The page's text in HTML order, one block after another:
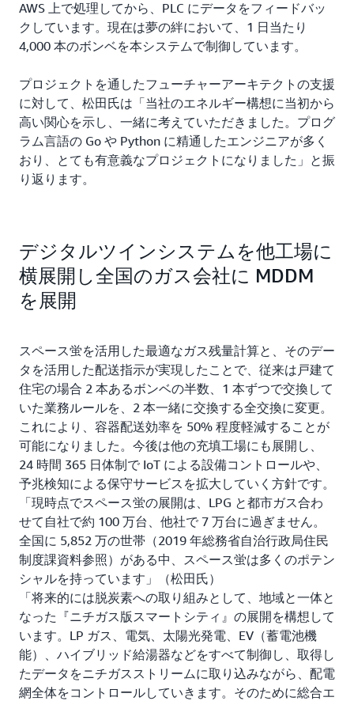
AWS 上で処理してから、PLC にデータをフィードバッ
クしています。現在は夢の絆において、1 日当たり
4,000 本のボンベを本システムで制御しています。
プロジェクトを通したフューチャーアーキテクトの支援
に対して、松田氏は「当社のエネルギー構想に当初から
高い関心を示し、一緒に考えていただきました。プログ
ラム言語の Go や Python に精通したエンジニアが多く
おり、とても有意義なプロジェクトになりました」と振
り返ります。
デジタルツインシステムを他工場に
横展開し全国のガス会社に MDDM
を展開
スペース蛍を活用した最適なガス残量計算と、そのデー
タを活用した配送指示が実現したことで、従来は戸建て
住宅の場合 2 本あるボンベの半数、1 本ずつで交換して
いた業務ルールを、2 本一緒に交換する全交換に変更。
これにより、容器配送効率を 50% 程度軽減することが
可能になりました。今後は他の充填工場にも展開し、
24 時間 365 日体制で IoT による設備コントロールや、
予兆検知による保守サービスを拡大していく方針です。
「現時点でスペース蛍の展開は、LPG と都市ガス合わ
せて自社で約 100 万台、他社で 7 万台に過ぎません。
全国に 5,852 万の世帯（2019 年総務省自治行政局住民
制度課資料参照）がある中、スペース蛍は多くのポテン
シャルを持っています」（松田氏）
「将来的には脱炭素への取り組みとして、地域と一体と
なった『ニチガス版スマートシティ』の展開を構想して
います。LP ガス、電気、太陽光発電、EV（蓄電池機
能）、ハイブリッド給湯器などをすべて制御し、取得し
たデータをニチガスストリームに取り込みながら、配電
網全体をコントロールしていきます。そのために総合エ